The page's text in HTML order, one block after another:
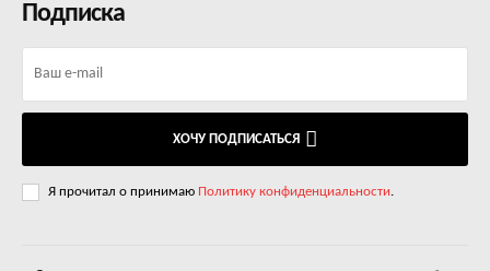
Подписка
ХОЧУ ПОДПИСАТЬСЯ
Я прочитал о принимаю Политику конфиденциальности.